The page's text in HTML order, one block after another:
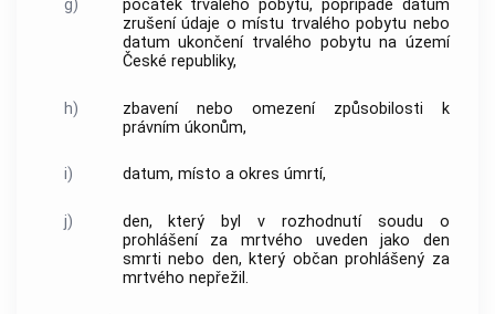
g)
počátek trvalého pobytu, popřípadě datum
zrušení údaje o místu trvalého pobytu nebo
datum ukončení trvalého pobytu na území
České republiky,
h)
zbavení nebo omezení způsobilosti k
právním úkonům,
i) datum, místo a okres úmrtí,
j)
den, který byl v rozhodnutí soudu o
prohlášení za mrtvého uveden jako den
smrti nebo den, který občan prohlášený za
mrtvého nepřežil.